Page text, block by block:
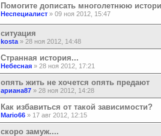
Помогите дописать многолетнюю
Неспециалист » 09 ноя 2012, 15:47
ситуация
kosta » 28 ноя 2012, 14:48
Странная история...
Небесная » 28 ноя 2012, 17:21
опять жить не хочется опять предают
ариана87 » 28 ноя 2012, 14:28
Как избавиться от такой зависимости?
Mario66 » 17 авг 2012, 12:15
скоро замуж....